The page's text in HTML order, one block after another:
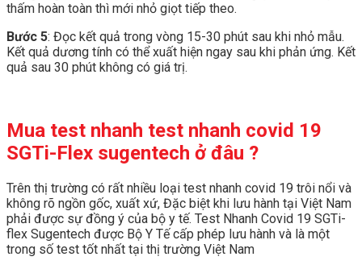
thấm hoàn toàn thì mới nhỏ giọt tiếp theo.
Bước 5: Đọc kết quả trong vòng 15-30 phút sau khi nhỏ mẫu.
Kết quả dương tính có thể xuất hiện ngay sau khi phản ứng. Kết
quả sau 30 phút không có giá trị.
Mua test nhanh test nhanh covid 19
SGTi-Flex sugentech ở đâu ?
Trên thị trường có rất nhiều loại test nhanh covid 19 trôi nổi và
không rõ ngồn gốc, xuất xứ, Đặc biệt khi lưu hành tại Việt Nam
phải được sự đồng ý của bộ y tế. Test Nhanh Covid 19 SGTi-
flex Sugentech được Bộ Y Tế cấp phép lưu hành và là một
trong số test tốt nhất tại thị trường Việt Nam